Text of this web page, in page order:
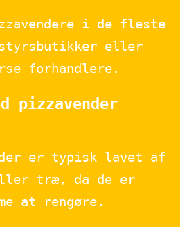
i de fleste
eller
forhandlere.
pizzavender
er typisk lavet af
træ, da de er
at rengøre.